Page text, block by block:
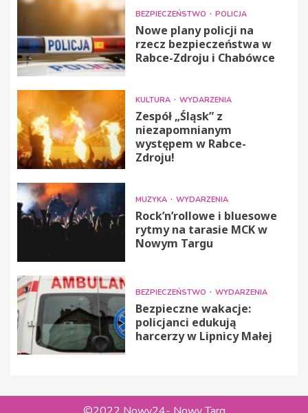
BEZPIECZEŃSTWO POLICJA
Nowe plany policji na
rzecz bezpieczeństwa w
Rabce-Zdroju i Chabówce
KULTURA WYDARZENIA
Zespół „Śląsk” z
niezapomnianym
występem w Rabce-
Zdroju!
MUZYKA WYDARZENIA
Rock’n’rollowe i bluesowe
rytmy na tarasie MCK w
Nowym Targu
BEZPIECZEŃSTWO WYDARZENIA
Bezpieczne wakacje:
policjanci edukują
harcerzy w Lipnicy Małej